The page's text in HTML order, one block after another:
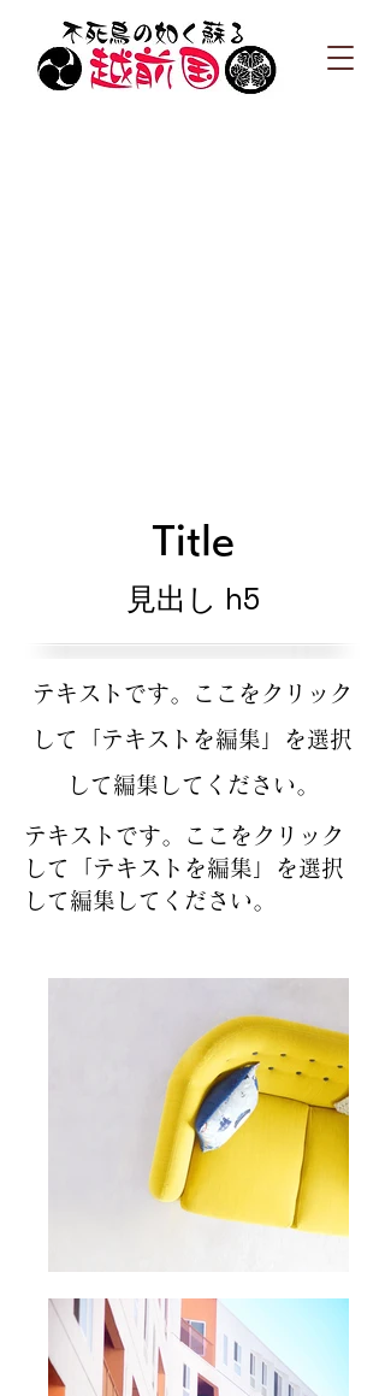
Title
見出し h5
テキストです。ここをクリック
して「テキストを編集」を選択
して編集してください。
テキストです。ここをクリック
して「テキストを編集」を選択
して編集してください。